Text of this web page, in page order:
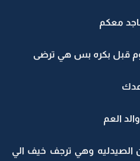
معكم
قبل بكره بس هي ترضى
العم
الصيدليه وهي ترجف خيف الي